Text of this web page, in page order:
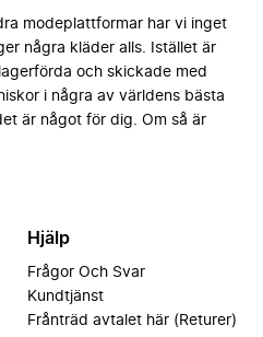
modeplattformar har vi inget
några kläder alls. Istället är
och skickade med
i några av världens bästa
är något för dig. Om så är
Hjälp
Frågor Och Svar
Kundtjänst
Frånträd avtalet här (Returer)